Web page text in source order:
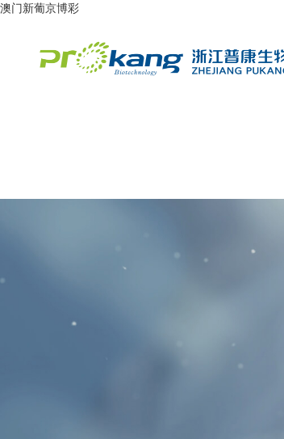
澳门新葡京博彩